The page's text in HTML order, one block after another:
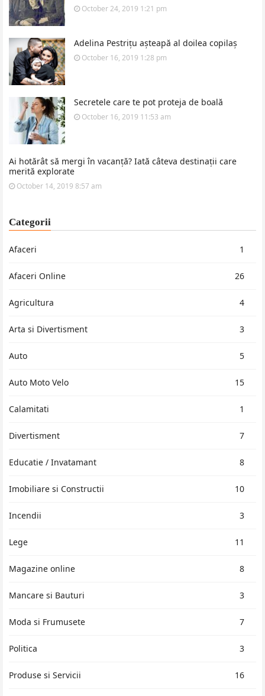
October 24, 2019 1:21 pm
Adelina Pestrițu așteapă al doilea copilaș
October 16, 2019 1:28 pm
Secretele care te pot proteja de boală
October 16, 2019 11:53 am
Ai hotărât să mergi în vacanță? Iată câteva destinații care
merită explorate
October 14, 2019 8:57 am
Categorii
Afaceri 1
Afaceri Online 26
Agricultura 4
Arta si Divertisment 3
Auto 5
Auto Moto Velo 15
Calamitati 1
Divertisment 7
Educatie / Invatamant 8
Imobiliare si Constructii 10
Incendii 3
Lege 11
Magazine online 8
Mancare si Bauturi 3
Moda si Frumusete 7
Politica 3
Produse si Servicii 16